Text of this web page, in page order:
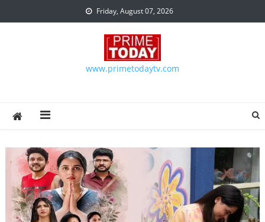
Friday, August 07, 2026
www.primetodaytv.com